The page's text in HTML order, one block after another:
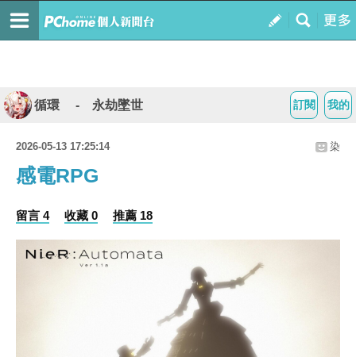
我的
訂閱
循環 - 永劫墜世
2026-05-13 17:25:14 染
感電RPG
留言 4 收藏 0 推薦 18